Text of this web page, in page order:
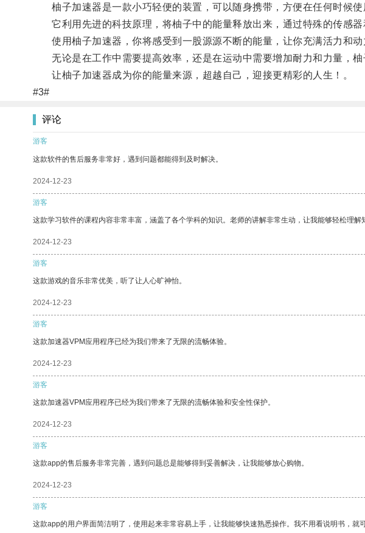
柚子加速器是一款小巧轻便的装置，可以随身携带，方便在任何时候使
它利用先进的科技原理，将柚子中的能量释放出来，通过特殊的传感器
使用柚子加速器，你将感受到一股源源不断的能量，让你充满活力和动
无论是在工作中需要提高效率，还是在运动中需要增加耐力和力量，柚
让柚子加速器成为你的能量来源，超越自己，迎接更精彩的人生！。
#3#
评论
游客
这款软件的售后服务非常好，遇到问题都能得到及时解决。
2024-12-23
游客
这款学习软件的课程内容非常丰富，涵盖了各个学科的知识。老师的讲解非常生动，让我能够轻松理解
2024-12-23
游客
这款游戏的音乐非常优美，听了让人心旷神怡。
2024-12-23
游客
这款加速器VPM应用程序已经为我们带来了无限的流畅体验。
2024-12-23
游客
这款加速器VPM应用程序已经为我们带来了无限的流畅体验和安全性保护。
2024-12-23
游客
这款app的售后服务非常完善，遇到问题总是能够得到妥善解决，让我能够放心购物。
2024-12-23
游客
这款app的用户界面简洁明了，使用起来非常容易上手，让我能够快速熟悉操作。我不用看说明书，就